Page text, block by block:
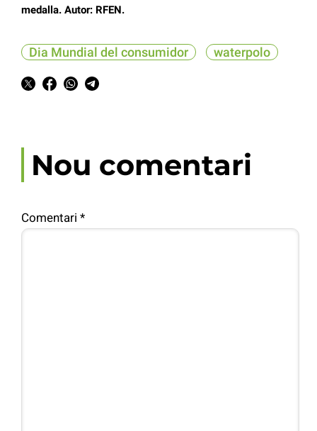
medalla. Autor: RFEN.
Dia Mundial del consumidor waterpolo
Nou comentari
Comentari *